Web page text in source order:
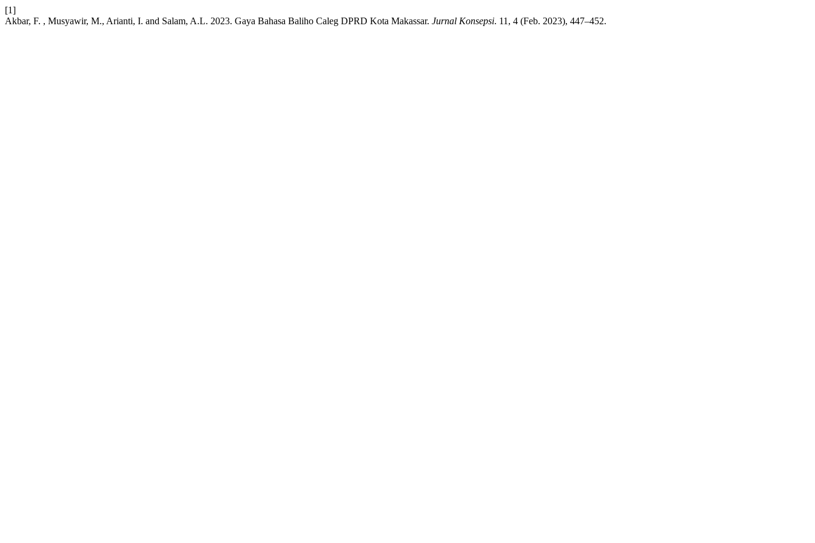
[1]
Akbar, F. , Musyawir, M., Arianti, I. and Salam, A.L. 2023. Gaya Bahasa Baliho Caleg DPRD Kota Makassar. Jurnal Konsepsi. 11, 4 (Feb. 2023), 447–452.